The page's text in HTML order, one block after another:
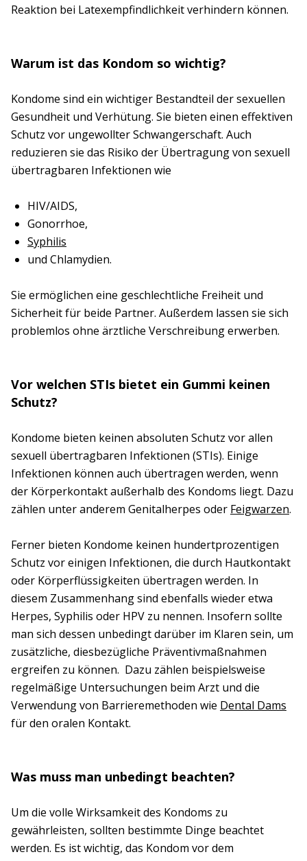
Reaktion bei Latexempfindlichkeit verhindern können.
Warum ist das Kondom so wichtig?
Kondome sind ein wichtiger Bestandteil der sexuellen
Gesundheit und Verhütung. Sie bieten einen effektiven
Schutz vor ungewollter Schwangerschaft. Auch
reduzieren sie das Risiko der Übertragung von sexuell
übertragbaren Infektionen wie
HIV/AIDS,
Gonorrhoe,
Syphilis
und Chlamydien.
Sie ermöglichen eine geschlechtliche Freiheit und
Sicherheit für beide Partner. Außerdem lassen sie sich
problemlos ohne ärztliche Verschreibung erwerben.
Vor welchen STIs bietet ein Gummi keinen
Schutz?
Kondome bieten keinen absoluten Schutz vor allen
sexuell übertragbaren Infektionen (STIs). Einige
Infektionen können auch übertragen werden, wenn
der Körperkontakt außerhalb des Kondoms liegt. Dazu
zählen unter anderem Genitalherpes oder Feigwarzen.
Ferner bieten Kondome keinen hundertprozentigen
Schutz vor einigen Infektionen, die durch Hautkontakt
oder Körperflüssigkeiten übertragen werden. In
diesem Zusammenhang sind ebenfalls wieder etwa
Herpes, Syphilis oder HPV zu nennen. Insofern sollte
man sich dessen unbedingt darüber im Klaren sein, um
zusätzliche, diesbezügliche Präventivmaßnahmen
ergreifen zu können. Dazu zählen beispielsweise
regelmäßige Untersuchungen beim Arzt und die
Verwendung von Barrieremethoden wie Dental Dams
für den oralen Kontakt.
Was muss man unbedingt beachten?
Um die volle Wirksamkeit des Kondoms zu
gewährleisten, sollten bestimmte Dinge beachtet
werden. Es ist wichtig, das Kondom vor dem